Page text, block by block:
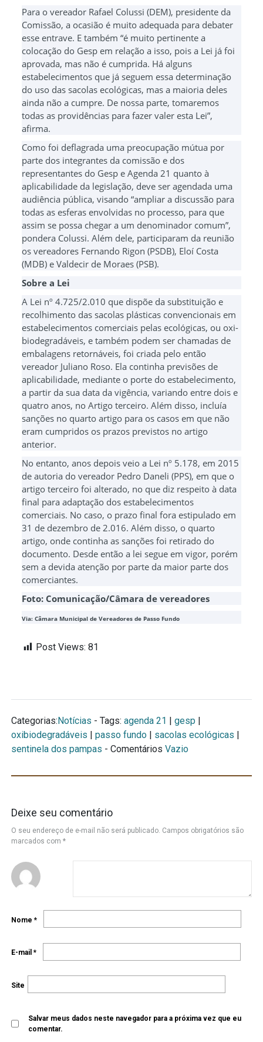
Para o vereador Rafael Colussi (DEM), presidente da
Comissão, a ocasião é muito adequada para debater
esse entrave. E também “é muito pertinente a
colocação do Gesp em relação a isso, pois a Lei já foi
aprovada, mas não é cumprida. Há alguns
estabelecimentos que já seguem essa determinação
do uso das sacolas ecológicas, mas a maioria deles
ainda não a cumpre. De nossa parte, tomaremos
todas as providências para fazer valer esta Lei”,
afirma.
Como foi deflagrada uma preocupação mútua por
parte dos integrantes da comissão e dos
representantes do Gesp e Agenda 21 quanto à
aplicabilidade da legislação, deve ser agendada uma
audiência pública, visando “ampliar a discussão para
todas as esferas envolvidas no processo, para que
assim se possa chegar a um denominador comum”,
pondera Colussi. Além dele, participaram da reunião
os vereadores Fernando Rigon (PSDB), Eloí Costa
(MDB) e Valdecir de Moraes (PSB).
Sobre a Lei
A Lei nº 4.725/2.010 que dispõe da substituição e
recolhimento das sacolas plásticas convencionais em
estabelecimentos comerciais pelas ecológicas, ou oxi-
biodegradáveis, e também podem ser chamadas de
embalagens retornáveis, foi criada pelo então
vereador Juliano Roso. Ela continha previsões de
aplicabilidade, mediante o porte do estabelecimento,
a partir da sua data da vigência, variando entre dois e
quatro anos, no Artigo terceiro. Além disso, incluía
sanções no quarto artigo para os casos em que não
eram cumpridos os prazos previstos no artigo
anterior.
No entanto, anos depois veio a Lei nº 5.178, em 2015
de autoria do vereador Pedro Daneli (PPS), em que o
artigo terceiro foi alterado, no que diz respeito à data
final para adaptação dos estabelecimentos
comerciais. No caso, o prazo final fora estipulado em
31 de dezembro de 2.016. Além disso, o quarto
artigo, onde continha as sanções foi retirado do
documento. Desde então a lei segue em vigor, porém
sem a devida atenção por parte da maior parte dos
comerciantes.
Foto: Comunicação/Câmara de vereadores
Via: Câmara Municipal de Vereadores de Passo Fundo
Post Views: 81
Categorias: Notícias - Tags: agenda 21 gesp
oxibiodegradáveis
passo fundo sacolas ecológicas
sentinela dos pampas - Comentários Vazio
Deixe seu comentário
O seu endereço de e-mail não será publicado. Campos obrigatórios são
marcados com *
Nome *
E-mail *
Site
Salvar meus dados neste navegador para a próxima vez que eu
comentar.